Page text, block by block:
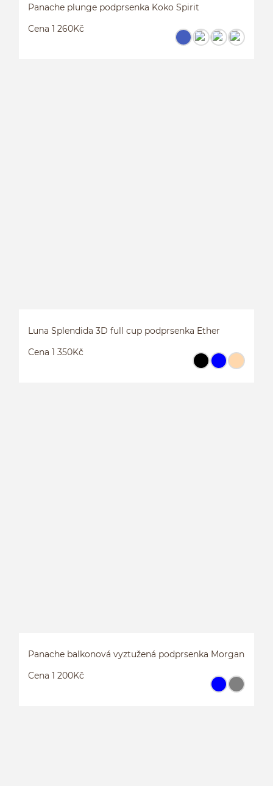
Panache plunge podprsenka Koko Spirit
Cena 1 260Kč
Luna Splendida 3D full cup podprsenka Ether
Cena 1 350Kč
Panache balkonová vyztužená podprsenka Morgan
Cena 1 200Kč